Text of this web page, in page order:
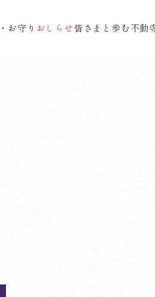
お守り おしらせ皆さまと歩む不動